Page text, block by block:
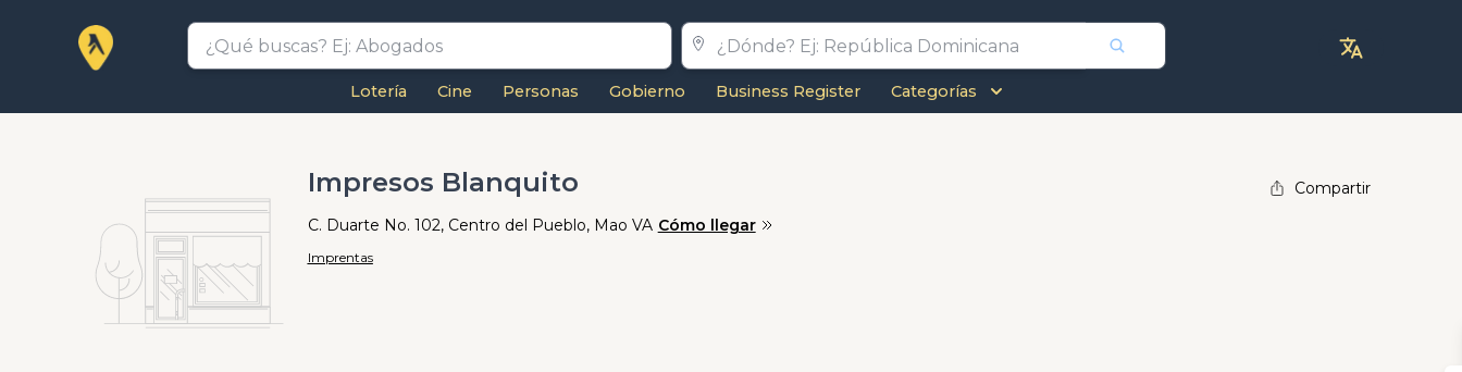
Lotería Cine Personas Gobierno Business Register Categorías
Impresos Blanquito
C. Duarte No. 102, Centro del Pueblo, Mao VA Cómo llegar
Imprentas
Compartir